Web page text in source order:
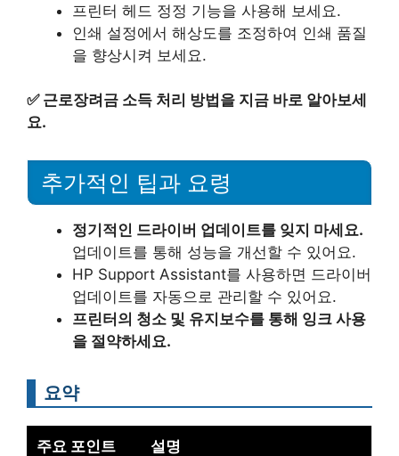
프린터 헤드 정정 기능을 사용해 보세요.
인쇄 설정에서 해상도를 조정하여 인쇄 품질
을 향상시켜 보세요.
✅ 근로장려금 소득 처리 방법을 지금 바로 알아보세
요.
추가적인 팁과 요령
정기적인 드라이버 업데이트를 잊지 마세요.
업데이트를 통해 성능을 개선할 수 있어요.
HP Support Assistant를 사용하면 드라이버
업데이트를 자동으로 관리할 수 있어요.
프린터의 청소 및 유지보수를 통해 잉크 사용
을 절약하세요.
요약
주요 포인트 설명